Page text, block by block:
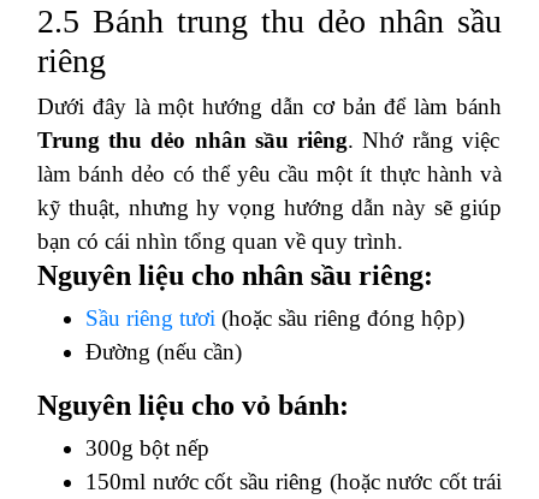
2.5 Bánh trung thu dẻo nhân sầu
riêng
Dưới đây là một hướng dẫn cơ bản để làm bánh
Trung thu dẻo nhân sầu riêng. Nhớ rằng việc
làm bánh dẻo có thể yêu cầu một ít thực hành và
kỹ thuật, nhưng hy vọng hướng dẫn này sẽ giúp
bạn có cái nhìn tổng quan về quy trình.
Nguyên liệu cho nhân sầu riêng:
Sầu riêng tươi (hoặc sầu riêng đóng hộp)
Đường (nếu cần)
Nguyên liệu cho vỏ bánh:
300g bột nếp
150ml nước cốt sầu riêng (hoặc nước cốt trái